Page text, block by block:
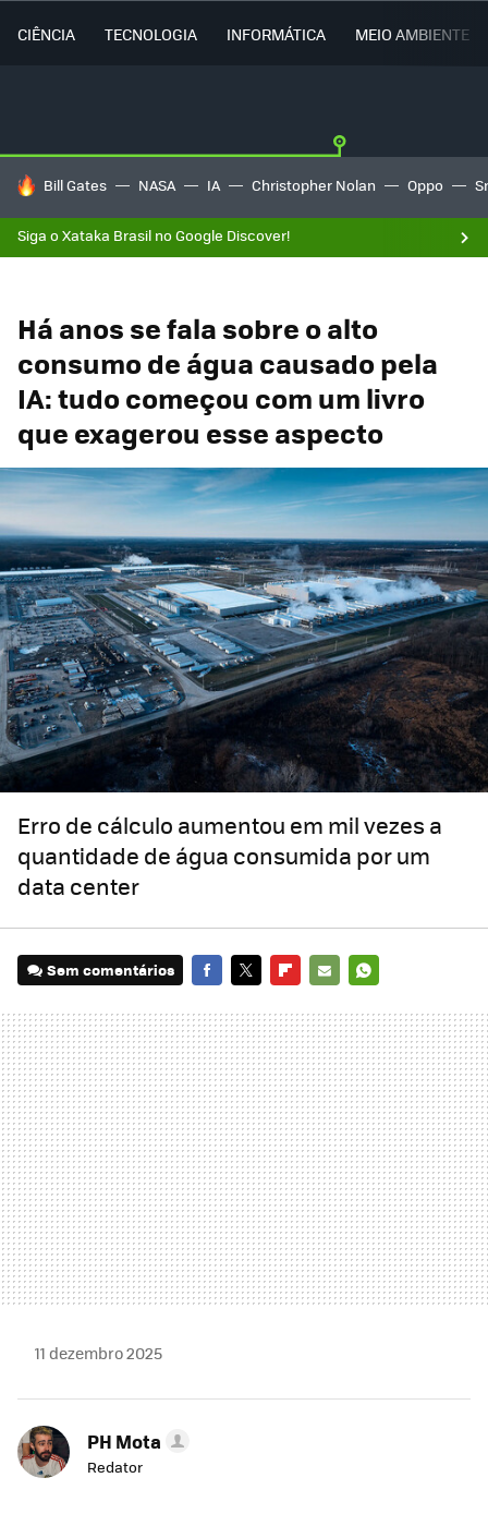
CIÊNCIA TECNOLOGIA INFORMÁTICA MEIO AMBIENTE
TENDÊNCIAS DO DIA
Bill Gates NASA IA Christopher Nolan Oppo
Siga o Xataka Brasil no Google Discover!
Há anos se fala sobre o alto
consumo de água causado pela
IA: tudo começou com um livro
que exagerou esse aspecto
Erro de cálculo aumentou em mil vezes a
quantidade de água consumida por um
data center
Sem comentários
MAIL
11 dezembro 2025
PH Mota
Redator